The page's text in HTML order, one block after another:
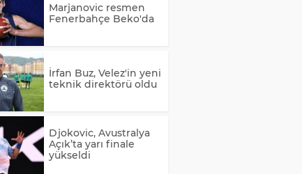
Marjanovic resmen
Fenerbahçe Beko'da
İrfan Buz, Velez'in yeni
teknik direktörü oldu
Djokovic, Avustralya
Açık’ta yarı finale
yükseldi